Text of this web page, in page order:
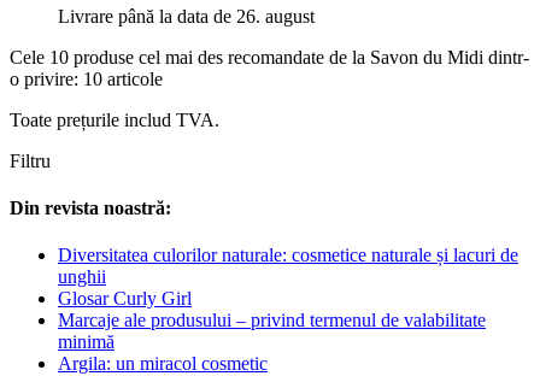
Livrare până la data de 26. august
Cele 10 produse cel mai des recomandate de la Savon du Midi dintr-
o privire: 10 articole
Toate prețurile includ TVA.
Filtru
Din revista noastră:
Diversitatea culorilor naturale: cosmetice naturale și lacuri de
unghii
Glosar Curly Girl
Marcaje ale produsului – privind termenul de valabilitate
minimă
Argila: un miracol cosmetic